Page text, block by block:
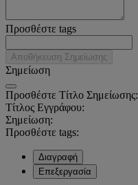
Προσθέστε tags
Αποθήκευση Σημείωσης
Σημείωση
Προσθέστε Τίτλο Σημείωσης:
Τίτλος Εγγράφου:
Σημείωση:
Προσθέστε tags:
Διαγραφή
Επεξεργασία